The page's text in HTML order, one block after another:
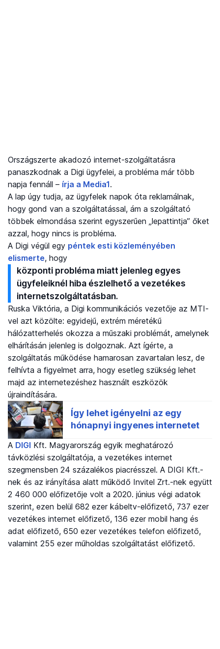
Országszerte akadozó internet-szolgáltatásra
panaszkodnak a Digi ügyfelei, a probléma már több
napja fennáll – írja a Media1.
A lap úgy tudja, az ügyfelek napok óta reklamálnak,
hogy gond van a szolgáltatással, ám a szolgáltató
többek elmondása szerint egyszerűen „lepattintja” őket
azzal, hogy nincs is probléma.
A Digi végül egy péntek esti közleményében
elismerte, hogy
központi probléma miatt jelenleg egyes
ügyfeleiknél hiba észlelhető a vezetékes
internetszolgáltatásban.
Ruska Viktória, a Digi kommunikációs vezetője az MTI-
vel azt közölte: egyidejű, extrém méretékű
hálózatterhelés okozza a műszaki problémát, amelynek
elhárításán jelenleg is dolgoznak. Azt ígérte, a
szolgáltatás működése hamarosan zavartalan lesz, de
felhívta a figyelmet arra, hogy esetleg szükség lehet
majd az internetezéshez használt eszközök
újraindítására.
A DIGI Kft. Magyarország egyik meghatározó
távközlési szolgáltatója, a vezetékes internet
szegmensben 24 százalékos piacrésszel. A DIGI Kft.-
nek és az irányítása alatt működő Invitel Zrt.-nek együtt
2 460 000 előfizetője volt a 2020. június végi adatok
szerint, ezen belül 682 ezer kábeltv-előfizető, 737 ezer
vezetékes internet előfizető, 136 ezer mobil hang és
adat előfizető, 650 ezer vezetékes telefon előfizető,
valamint 255 ezer műholdas szolgáltatást előfizető.